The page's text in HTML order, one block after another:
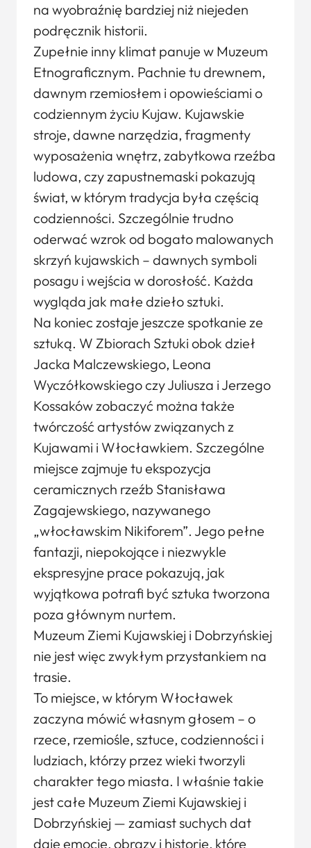
na wyobraźnię bardziej niż niejeden
podręcznik historii.
Zupełnie inny klimat panuje w Muzeum
Etnograficznym. Pachnie tu drewnem,
dawnym rzemiosłem i opowieściami o
codziennym życiu Kujaw. Kujawskie
stroje, dawne narzędzia, fragmenty
wyposażenia wnętrz, zabytkowa rzeźba
ludowa, czy zapustnemaski pokazują
świat, w którym tradycja była częścią
codzienności. Szczególnie trudno
oderwać wzrok od bogato malowanych
skrzyń kujawskich – dawnych symboli
posagu i wejścia w dorosłość. Każda
wygląda jak małe dzieło sztuki.
Na koniec zostaje jeszcze spotkanie ze
sztuką. W Zbiorach Sztuki obok dzieł
Jacka Malczewskiego, Leona
Wyczółkowskiego czy Juliusza i Jerzego
Kossaków zobaczyć można także
twórczość artystów związanych z
Kujawami i Włocławkiem. Szczególne
miejsce zajmuje tu ekspozycja
ceramicznych rzeźb Stanisława
Zagajewskiego, nazywanego
„włocławskim Nikiforem”. Jego pełne
fantazji, niepokojące i niezwykle
ekspresyjne prace pokazują, jak
wyjątkowa potrafi być sztuka tworzona
poza głównym nurtem.
Muzeum Ziemi Kujawskiej i Dobrzyńskiej
nie jest więc zwykłym przystankiem na
trasie.
To miejsce, w którym Włocławek
zaczyna mówić własnym głosem – o
rzece, rzemiośle, sztuce, codzienności i
ludziach, którzy przez wieki tworzyli
charakter tego miasta. I właśnie takie
jest całe Muzeum Ziemi Kujawskiej i
Dobrzyńskiej — zamiast suchych dat
daje emocje, obrazy i historie, które